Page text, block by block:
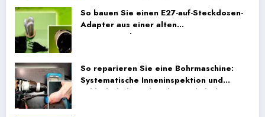
So bauen Sie einen E27-auf-Steckdosen-
Adapter aus einer alten
Energiesparlampe
So reparieren Sie eine Bohrmaschine:
Systematische Inneninspektion und
Fehlerbehebung bei der Verkabelung